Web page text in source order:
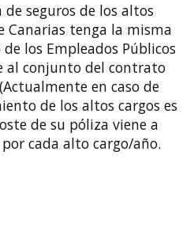
seguros de los altos
Canarias tenga la misma
los Empleados Públicos
al conjunto del contrato
en caso de
de los altos cargos es
de su póliza viene a
cada alto cargo/año.